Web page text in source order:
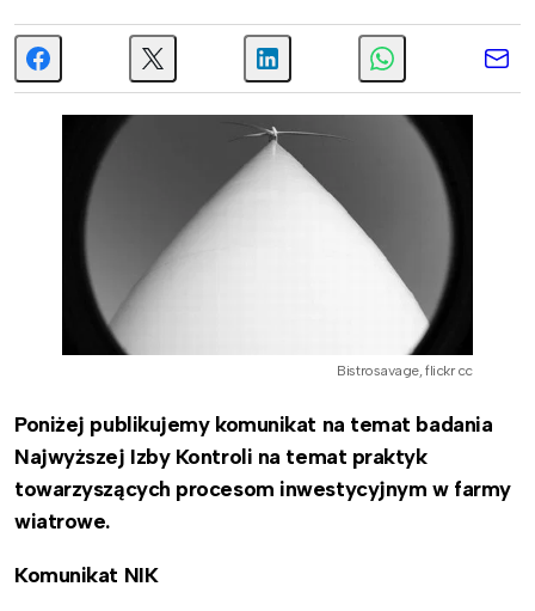
Bistrosavage, flickr cc
Poniżej publikujemy komunikat na temat badania
Najwyższej Izby Kontroli na temat praktyk
towarzyszących procesom inwestycyjnym w farmy
wiatrowe.
Komunikat NIK